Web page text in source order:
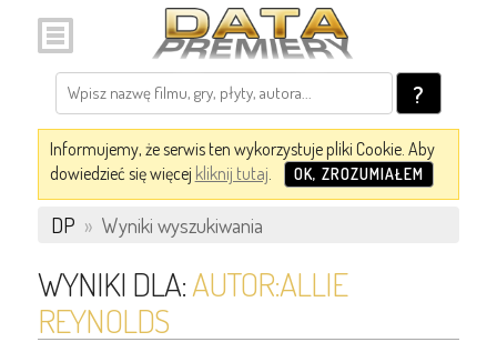
?
Informujemy, że serwis ten wykorzystuje pliki Cookie. Aby
dowiedzieć się więcej kliknij tutaj. OK, ZROZUMIAŁEM
DP » Wyniki wyszukiwania
WYNIKI DLA:AUTOR:ALLIE
REYNOLDS